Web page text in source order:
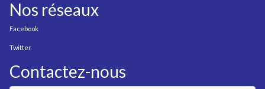
Nos réseaux
Facebook
Twitter
Contactez-nous